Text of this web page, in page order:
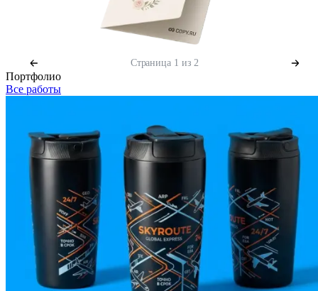
Страница 1 из 2
Портфолио
Все работы